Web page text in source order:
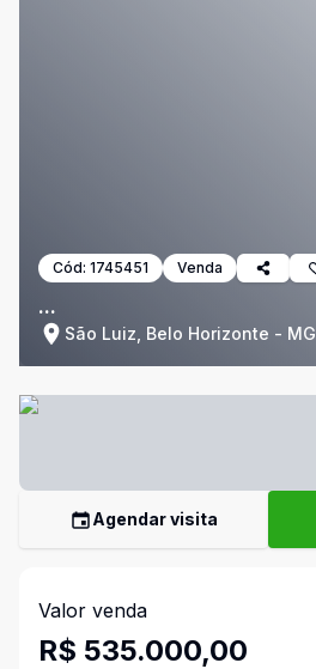
Cód: 1745451 Venda
...
São Luiz, Belo Horizonte - MG
Agendar visita
Valor venda
R$ 535.000,00